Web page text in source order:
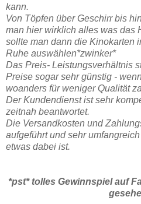
kann.
Von Töpfen über Geschirr bis
man hier wirklich alles was das
sollte man dann die Kinokarten
Ruhe auswählen*zwinker*
Das Preis- Leistungsverhältnis
Preise sogar sehr günstig -
woanders für weniger Qualität
Der Kundendienst ist sehr
zeitnah beantwortet.
Die Versandkosten und
aufgeführt und sehr
etwas dabei ist.
*pst* tolles Gewinnspiel auf